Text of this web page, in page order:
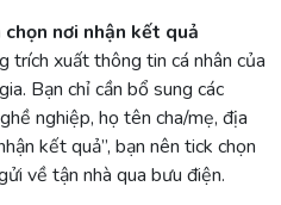
nơi nhận kết quả
trích xuất thông tin cá nhân của
Bạn chỉ cần bổ sung các
nghiệp, họ tên cha/mẹ, địa
kết quả”, bạn nên tick chọn
về tận nhà qua bưu điện.